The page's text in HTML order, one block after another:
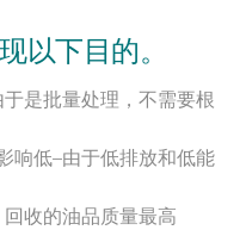
以下目的。
是批量处理，不需要根
响低–由于低排放和低能
收的油品质量最高